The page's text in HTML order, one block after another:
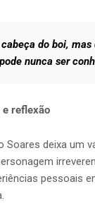
cabeça do boi,
nunca ser
e reflexão
Soares deixa um
pessoais